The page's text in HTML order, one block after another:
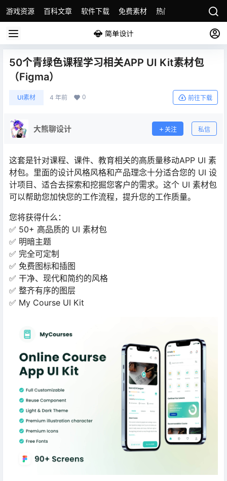
游戏资源 百科文章 软件下载 免费素材 热门素材分类 版权
50个青绿色课程学习相关APP UI Kit素材包
（Figma）
UI素材 4 年前 0 前往下载
大熊聊设计 关注 私信
这套是针对课程、课件、教育相关的高质量移动APP UI 素
材包。里面的设计风格风格和产品理念十分适合您的 UI 设
计项目、适合去探索和挖掘您客户的需求。这个 UI 素材包
可以帮助您加快您的工作流程，提升您的工作质量。
您将获得什么：
✅ 50+ 高品质的 UI 素材包
✅ 明暗主题
✅ 完全可定制
✅ 免费图标和插图
✅ 干净、现代和简约的风格
✅ 整齐有序的图层
✅ My Course UI Kit